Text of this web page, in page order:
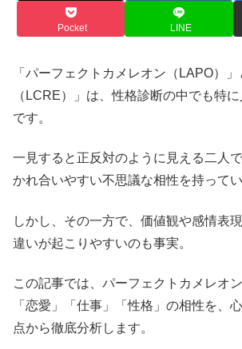
Pocket LINE
「パーフェクトカメレオン（LAPO）
（LCRE）」は、性格診断の中でも特
です。
一見すると正反対のように見える二人
かれ合いやすい不思議な相性を持ってい
しかし、その一方で、価値観や感情表
違いが起こりやすいのも事実。
この記事では、パーフェクトカメレオ
「恋愛」「仕事」「性格」の相性を、
点から徹底分析します。